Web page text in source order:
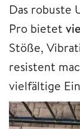
​Das robuste
Pro bietet
Stöße,
resistent
vielfältige